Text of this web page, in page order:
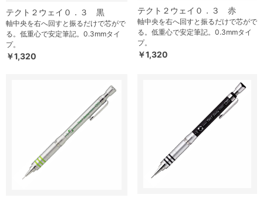
テクト２ウェイ０．３ 黒
軸中央を右へ回すと振るだけで芯がで
る。低重心で安定筆記。0.3mmタイ
プ。
￥1,320
テクト２ウェイ０．３ 赤
軸中央を右へ回すと振るだけで芯がで
る。低重心で安定筆記。0.3mmタイ
プ。
￥1,320